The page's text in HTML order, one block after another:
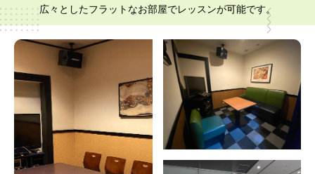
広々としたフラットなお部屋でレッスンが可能です。